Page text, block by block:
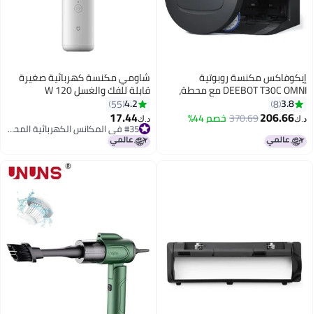
مكنسة روبوتية
DEEBOT T30C OMNI مع محطة،
مكنسة روبوتية 20000Pa، غسيل
بالماء الساخن 75°C، ممسحة
OZMO Turbo 2.0، فرشاة ZeroTangle
8
370.69خصم 44%
شاومي مكنسة كهربائية صغيرة
قابلة للفك والغسل 120 W
SSXCQ01XY أبيض
4.2
55
17.44
#35 في المكانس الكهربائية المحمولة